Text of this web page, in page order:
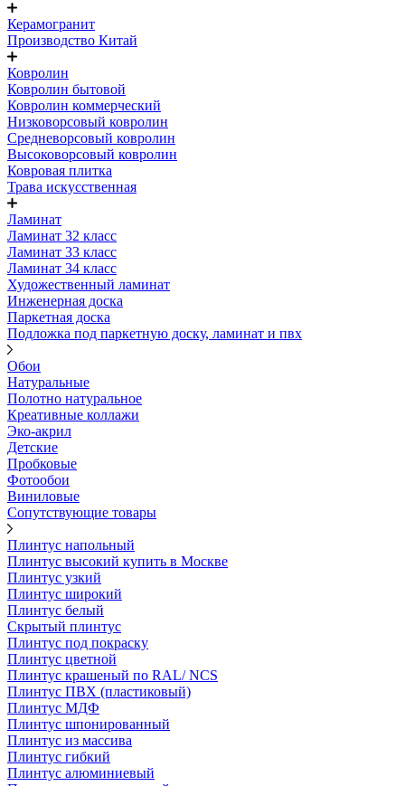
Керамогранит
Производство Китай
Ковролин
Ковролин бытовой
Ковролин коммерческий
Низковорсовый ковролин
Средневорсовый ковролин
Высоковорсовый ковролин
Ковровая плитка
Трава искусственная
Ламинат
Ламинат 32 класс
Ламинат 33 класс
Ламинат 34 класс
Художественный ламинат
Инженерная доска
Паркетная доска
Подложка под паркетную доску, ламинат и пвх
Обои
Натуральные
Полотно натуральное
Креативные коллажи
Эко-акрил
Детские
Пробковые
Фотообои
Виниловые
Сопутствующие товары
Плинтус напольный
Плинтус высокий купить в Москве
Плинтус узкий
Плинтус широкий
Плинтус белый
Скрытый плинтус
Плинтус под покраску
Плинтус цветной
Плинтус крашеный по RAL/ NCS
Плинтус ПВХ (пластиковый)
Плинтус МДФ
Плинтус шпонированный
Плинтус из массива
Плинтус гибкий
Плинтус алюминиевый